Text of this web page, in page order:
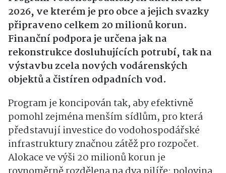
2026, ve kterém je pro obce a jejich svazky
připraveno celkem 20 milionů korun.
Finanční podpora je určena jak na
rekonstrukce dosluhujících potrubí, tak na
výstavbu zcela nových vodárenských
objektů a čistíren odpadních vod.
Program je koncipován tak, aby efektivně
pomohl zejména menším sídlům, pro která
představují investice do vodohospodářské
infrastruktury značnou zátěž pro rozpočet.
Alokace ve výši 20 milionů korun je